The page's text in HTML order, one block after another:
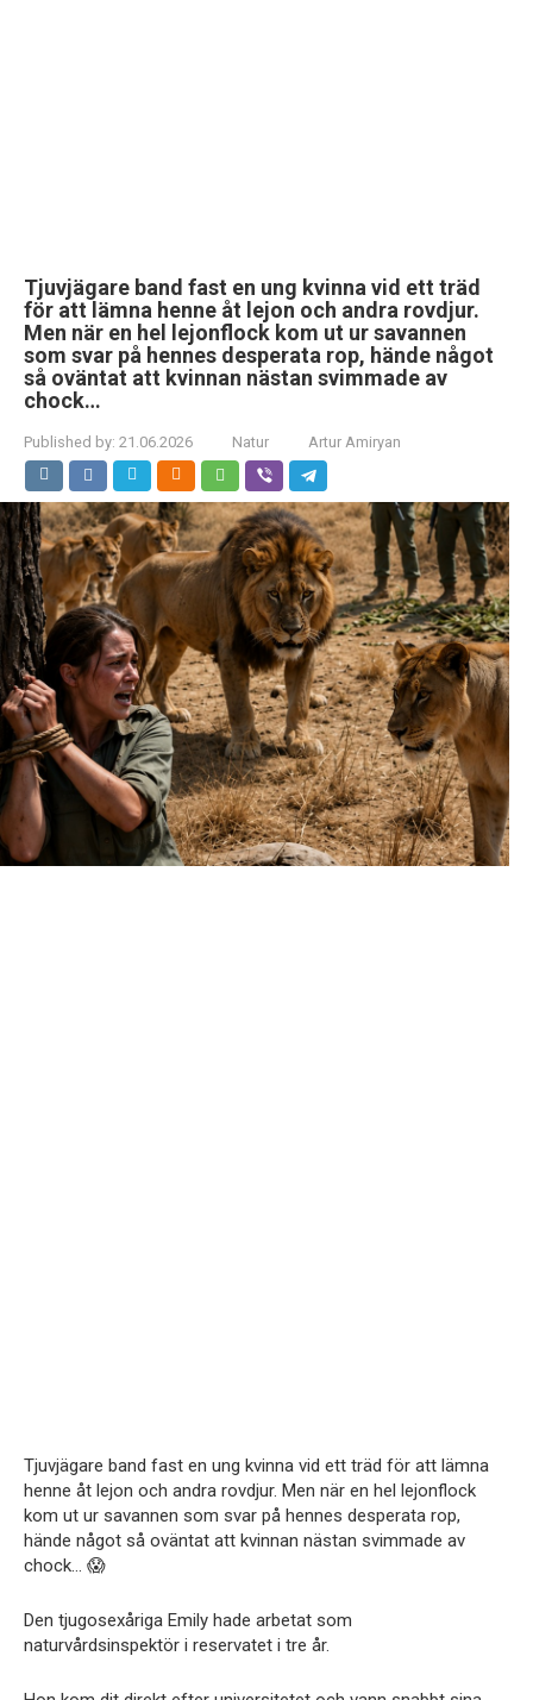
Tjuvjägare band fast en ung kvinna vid ett träd
för att lämna henne åt lejon och andra rovdjur.
Men när en hel lejonflock kom ut ur savannen
som svar på hennes desperata rop, hände något
så oväntat att kvinnan nästan svimmade av
chock…
Published by: 21.06.2026 Natur Artur Amiryan
Tjuvjägare band fast en ung kvinna vid ett träd för att lämna
henne åt lejon och andra rovdjur. Men när en hel lejonflock
kom ut ur savannen som svar på hennes desperata rop,
hände något så oväntat att kvinnan nästan svimmade av
chock… 😱
Den tjugosexåriga Emily hade arbetat som
naturvårdsinspektör i reservatet i tre år.